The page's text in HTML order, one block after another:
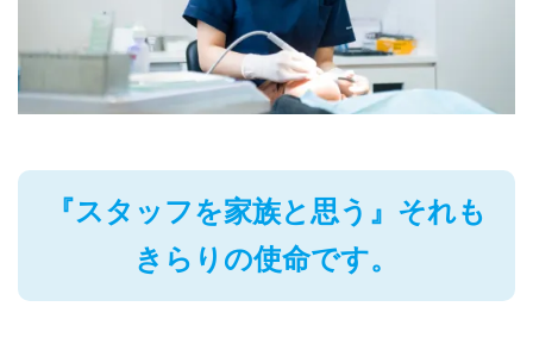
『スタッフを家族と思う』それも
きらりの使命です。